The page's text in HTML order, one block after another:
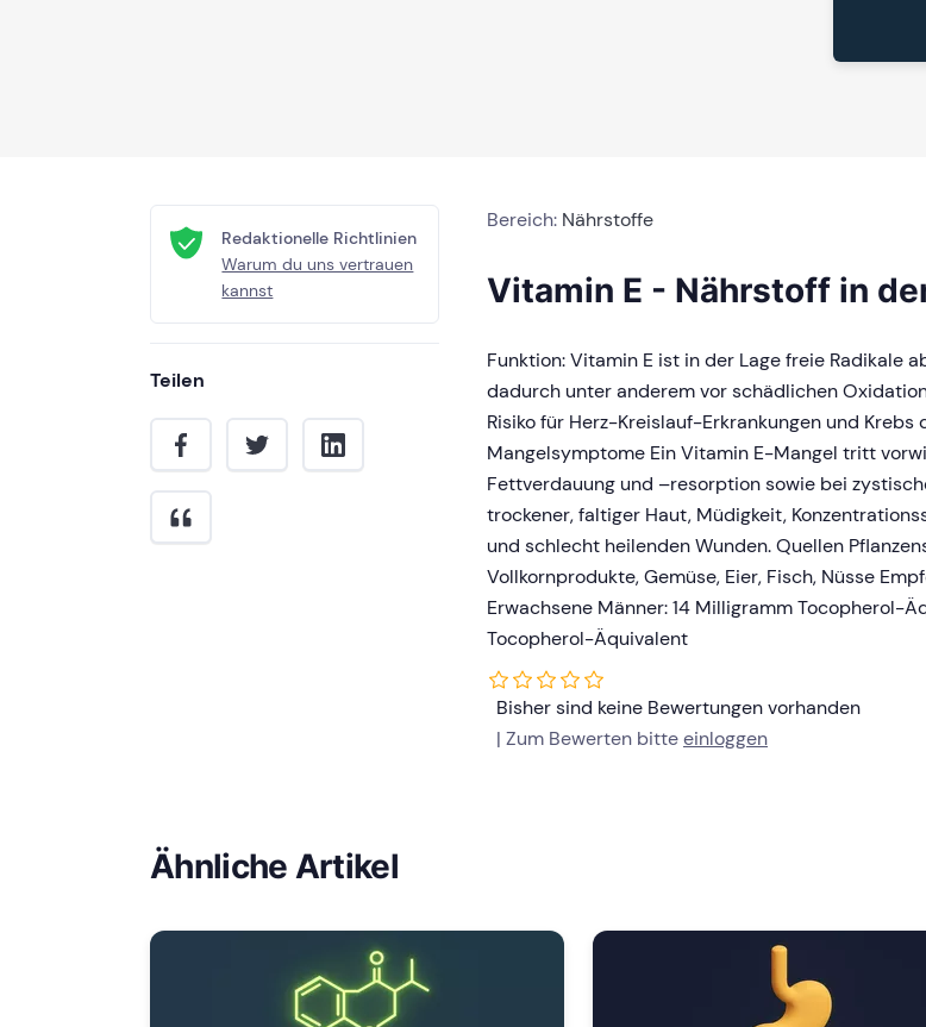
Redaktionelle Richtlinien
Warum du uns vertrauen
kannst
Teilen
Bereich: Nährstoffe
Vitamin E - Nährstoff in
Funktion: Vitamin E ist in der Lage freie Radikale
dadurch unter anderem vor schädlichen
Risiko für Herz-Kreislauf-Erkrankungen und Krebs
Mangelsymptome Ein Vitamin E-Mangel tritt
Fettverdauung und –resorption sowie bei
trockener, faltiger Haut, Müdigkeit,
und schlecht heilenden Wunden. Quellen
Vollkornprodukte, Gemüse, Eier, Fisch, Nüsse
Erwachsene Männer: 14 Milligramm Tocopherol-
Tocopherol-Äquivalent
Bisher sind keine Bewertungen vorhanden
| Zum Bewerten bitteeinloggen
Ähnliche Artikel